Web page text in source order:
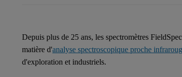
Depuis plus de 25 ans, les spectromètres
matière d'analyse spectroscopique proche
d'exploration et industriels.